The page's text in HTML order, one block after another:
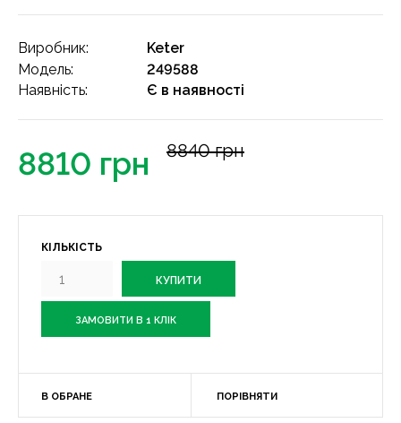
Виробник:
Keter
Модель:
249588
Наявність:
Є в наявності
8810 грн 8840 грн
КІЛЬКІСТЬ
ЗАМОВИТИ В 1 КЛІК
В ОБРАНЕ ПОРІВНЯТИ